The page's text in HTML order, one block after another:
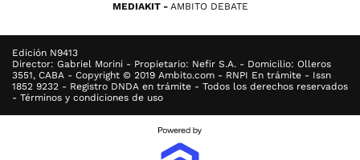
MEDIAKIT AMBITO DEBATE
Edición N9413
Director: Gabriel Morini - Propietario: Nefir S.A. - Domicilio: Olleros
3551, CABA - Copyright © 2019 Ambito.com - RNPI En trámite - Issn
1852 9232 - Registro DNDA en trámite - Todos los derechos reservados
- Términos y condiciones de uso